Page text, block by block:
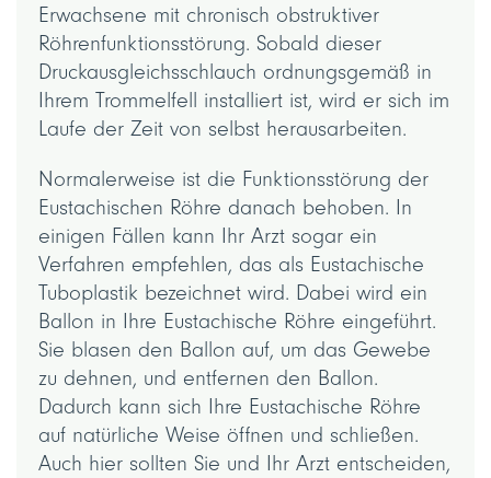
Erwachsene mit chronisch obstruktiver
Röhrenfunktionsstörung. Sobald dieser
Druckausgleichsschlauch ordnungsgemäß in
Ihrem Trommelfell installiert ist, wird er sich im
Laufe der Zeit von selbst herausarbeiten.
Normalerweise ist die Funktionsstörung der
Eustachischen Röhre danach behoben. In
einigen Fällen kann Ihr Arzt sogar ein
Verfahren empfehlen, das als Eustachische
Tuboplastik bezeichnet wird. Dabei wird ein
Ballon in Ihre Eustachische Röhre eingeführt.
Sie blasen den Ballon auf, um das Gewebe
zu dehnen, und entfernen den Ballon.
Dadurch kann sich Ihre Eustachische Röhre
auf natürliche Weise öffnen und schließen.
Auch hier sollten Sie und Ihr Arzt entscheiden,